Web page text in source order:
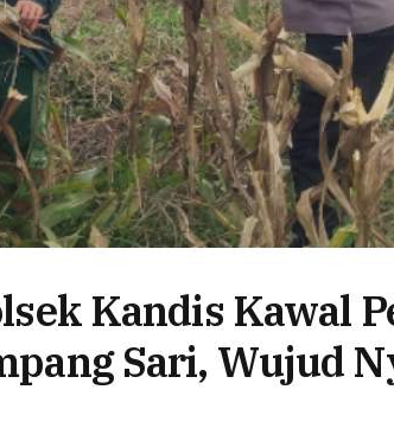
Kandis Kawal
Sari, Wujud